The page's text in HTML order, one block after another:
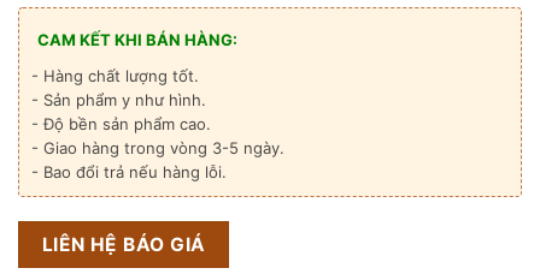
CAM KẾT KHI BÁN HÀNG:
- Hàng chất lượng tốt.
- Sản phẩm y như hình.
- Độ bền sản phẩm cao.
- Giao hàng trong vòng 3-5 ngày.
- Bao đổi trả nếu hàng lỗi.
LIÊN HỆ BÁO GIÁ